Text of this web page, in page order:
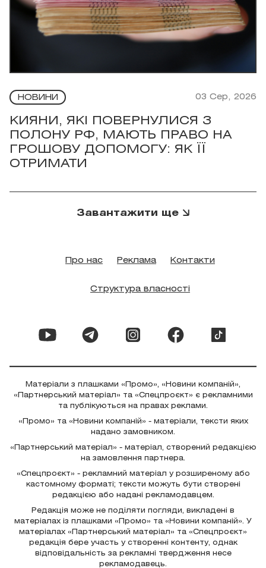
НОВИНИ 03 Сер, 2026
КИЯНИ, ЯКІ ПОВЕРНУЛИСЯ З
ПОЛОНУ РФ, МАЮТЬ ПРАВО НА
ГРОШОВУ ДОПОМОГУ: ЯК ЇЇ
ОТРИМАТИ
Завантажити ще
Про нас Реклама Контакти
Структура власності
Матеріали з плашками «Промо», «Новини компаній»,
«Партнерський матеріал» та «Спецпроєкт» є рекламними
та публікуються на правах реклами.
«Промо» та «Новини компаній» - матеріали, тексти яких
надано замовником.
«Партнерський матеріал» - матеріал, створений редакцією
на замовлення партнера.
«Спецпроєкт» - рекламний матеріал у розширеному або
кастомному форматі; тексти можуть бути створені
редакцією або надані рекламодавцем.
Редакція може не поділяти погляди, викладені в
матеріалах із плашками «Промо» та «Новини компаній». У
матеріалах «Партнерський матеріал» та «Спецпроєкт»
редакція бере участь у створенні контенту, однак
відповідальність за рекламні твердження несе
рекламодавець.